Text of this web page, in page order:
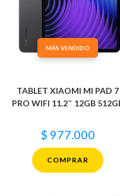
MÁS VENDIDO
TABLET XIAOMI MI PAD 7
PRO WIFI 11.2″ 12GB
$ 977.000
COMPRAR